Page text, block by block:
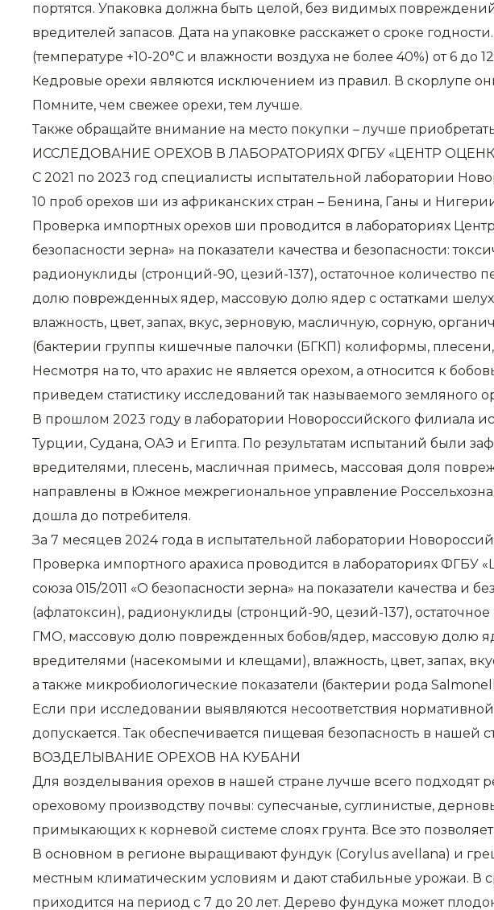
портятся. Упаковка должна быть целой, без видимых
вредителей запасов. Дата на упаковке расскажет о сроке
(температуре +10-20°C и влажности воздуха не более 40%) от 6 до
Кедровые орехи являются исключением из правил. В скорлупе
Помните, чем свежее орехи, тем лучше.
Также обращайте внимание на место покупки – лучше
ИССЛЕДОВАНИЕ ОРЕХОВ В ЛАБОРАТОРИЯХ ФГБУ «ЦЕНТР
С 2021 по 2023 год специалисты испытательной лаборатории
10 проб орехов ши из африканских стран – Бенина, Ганы и
Проверка импортных орехов ши проводится в лабораториях
безопасности зерна» на показатели качества и безопасности:
радионуклиды (стронций-90, цезий-137), остаточное
долю поврежденных ядер, массовую долю ядер с остатками
влажность, цвет, запах, вкус, зерновую, масличную, сорную,
(бактерии группы кишечные палочки (БГКП) колиформы,
Несмотря на то, что арахис не является орехом, а относится к
приведем статистику исследований так называемого земляного
В прошлом 2023 году в лаборатории Новороссийского филиала
Турции, Судана, ОАЭ и Египта. По результатам испытаний были
вредителями, плесень, масличная примесь, массовая доля
направлены в Южное межрегиональное управление
дошла до потребителя.
За 7 месяцев 2024 года в испытательной лаборатории
Проверка импортного арахиса проводится в лабораториях ФГБУ
союза 015/2011 «О безопасности зерна» на показатели качества
(афлатоксин), радионуклиды (стронций-90, цезий-137),
ГМО, массовую долю поврежденных бобов/ядер, массовую долю
вредителями (насекомыми и клещами), влажность, цвет, запах,
а также микробиологические показатели (бактерии рода
Если при исследовании выявляются несоответствия
допускается. Так обеспечивается пищевая безопасность в нашей
ВОЗДЕЛЫВАНИЕ ОРЕХОВ НА КУБАНИ
Для возделывания орехов в нашей стране лучше всего подходят
ореховому производству почвы: супесчаные, суглинистые,
примыкающих к корневой системе слоях грунта. Все это
В основном в регионе выращивают фундук (Corylus avellana) и
местным климатическим условиям и дают стабильные урожаи. В
приходится на период с 7 до 20 лет. Дерево фундука может